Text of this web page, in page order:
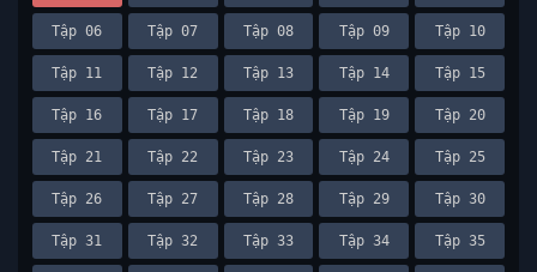
Tập 06 Tập 07 Tập 08 Tập 09 Tập 10
Tập 11 Tập 12 Tập 13 Tập 14 Tập 15
Tập 16 Tập 17 Tập 18 Tập 19 Tập 20
Tập 21 Tập 22 Tập 23 Tập 24 Tập 25
Tập 26 Tập 27 Tập 28 Tập 29 Tập 30
Tập 31 Tập 32 Tập 33 Tập 34 Tập 35